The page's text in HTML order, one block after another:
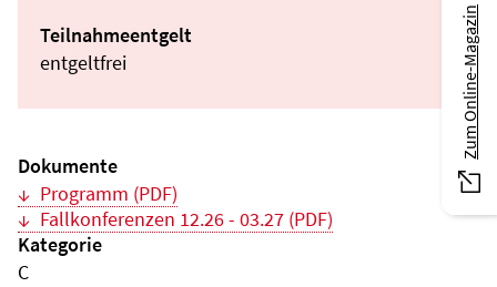
Teilnahmeentgelt
entgeltfrei
Dokumente
Programm (PDF)
Fallkonferenzen 12.26 - 03.27 (PDF)
Kategorie
C
Zum Online-Magazin